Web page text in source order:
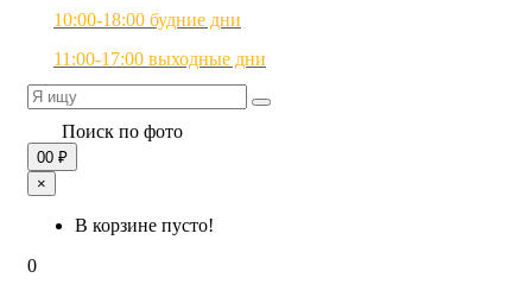
10:00-18:00 будние дни
11:00-17:00 выходные дни
Поиск по фото
00 ₽
×
В корзине пусто!
0